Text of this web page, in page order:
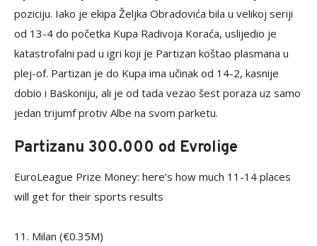
poziciju. Iako je ekipa Željka Obradovića bila u velikoj seriji
od 13-4 do početka Kupa Radivoja Koraća, uslijedio je
katastrofalni pad u igri koji je Partizan koštao plasmana u
plej-of. Partizan je do Kupa ima učinak od 14-2, kasnije
dobio i Baskoniju, ali je od tada vezao šest poraza uz samo
jedan trijumf protiv Albe na svom parketu.
Partizanu 300.000 od Evrolige
EuroLeague Prize Money: here’s how much 11-14 places
will get for their sports results
11. Milan (€0.35M)